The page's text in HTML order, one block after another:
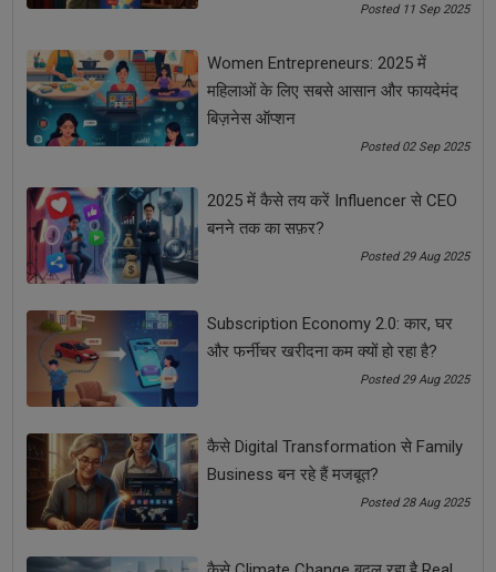
diet food business in india
food business ideas with low investment
food business startup
COMMENTS See all
OTHER ARTICLES
Posted 11 Sep 2025
Women Entrepreneurs: 2025 में
महिलाओं के लिए सबसे आसान और फायदेमंद
बिज़नेस ऑप्शन
Posted 02 Sep 2025
2025 में कैसे तय करें Influencer से CEO
बनने तक का सफ़र?
Posted 29 Aug 2025
Subscription Economy 2.0: कार, घर
और फर्नीचर खरीदना कम क्यों हो रहा है?
Posted 29 Aug 2025
कैसे Digital Transformation से Family
Business बन रहे हैं मजबूत?
Posted 28 Aug 2025